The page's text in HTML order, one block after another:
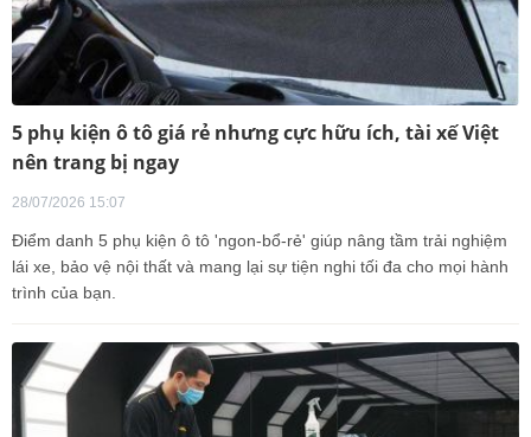
5 phụ kiện ô tô giá rẻ nhưng cực hữu ích, tài xế Việt
nên trang bị ngay
28/07/2026 15:07
Điểm danh 5 phụ kiện ô tô 'ngon-bổ-rẻ' giúp nâng tầm trải nghiệm
lái xe, bảo vệ nội thất và mang lại sự tiện nghi tối đa cho mọi hành
trình của bạn.